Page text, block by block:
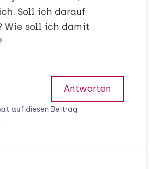
Soll ich darauf
Wie soll ich damit
Antworten
auf diesen Beitrag